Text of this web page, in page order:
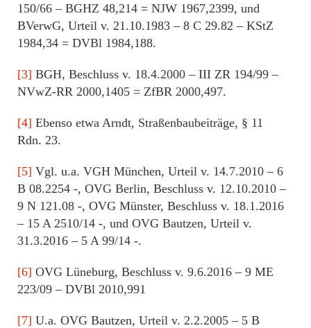
150/66 – BGHZ 48,214 = NJW 1967,2399, und
BVerwG, Urteil v. 21.10.1983 – 8 C 29.82 – KStZ
1984,34 = DVBl 1984,188.
[3] BGH, Beschluss v. 18.4.2000 – III ZR 194/99 –
NVwZ-RR 2000,1405 = ZfBR 2000,497.
[4] Ebenso etwa Arndt, Straßenbaubeiträge, § 11
Rdn. 23.
[5] Vgl. u.a. VGH München, Urteil v. 14.7.2010 – 6
B 08.2254 -, OVG Berlin, Beschluss v. 12.10.2010 –
9 N 121.08 -, OVG Münster, Beschluss v. 18.1.2016
– 15 A 2510/14 -, und OVG Bautzen, Urteil v.
31.3.2016 – 5 A 99/14 -.
[6] OVG Lüneburg, Beschluss v. 9.6.2016 – 9 ME
223/09 – DVBl 2010,991
[7] U.a. OVG Bautzen, Urteil v. 2.2.2005 – 5 B